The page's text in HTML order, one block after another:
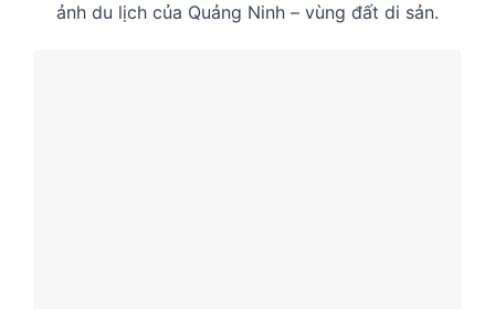
ảnh du lịch của Quảng Ninh – vùng đất di sản.